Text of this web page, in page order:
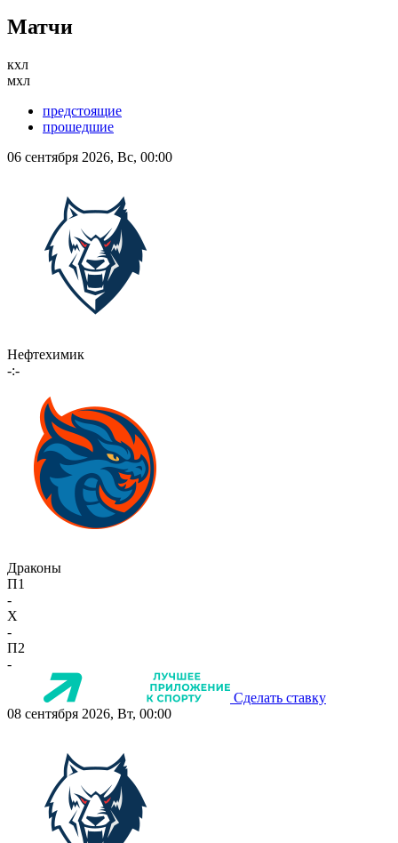
Матчи
кхл
мхл
предстоящие
прошедшие
06 сентября 2026, Вс, 00:00
Нефтехимик
-:-
Драконы
П1
-
X
-
П2
-
Сделать ставку
08 сентября 2026, Вт, 00:00